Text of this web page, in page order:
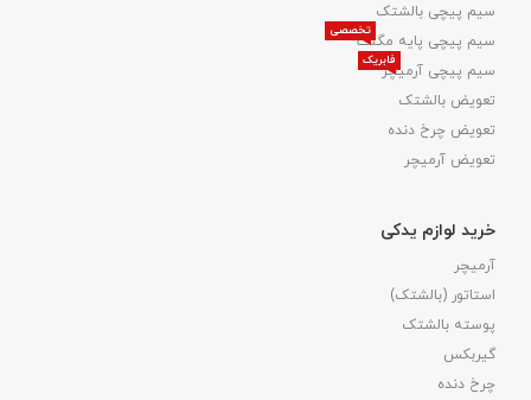
سیم پیچی بالشتک
سیم پیچی پایه مگنت
تخصصی
سیم پیچی آرمیچر
فابریک
تعویض بالشتک​
تعویض چرخ دنده
تعویض آرمیچر
خرید لوازم یدکی
آرمیچر
استاتور (بالشتک)
پوسته بالشتک
گیربکس
چرخ دنده